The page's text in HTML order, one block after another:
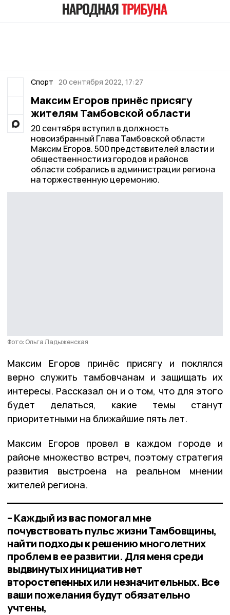
Спорт 20 сентября 2022, 17:27
Максим Егоров принёс присягу
жителям Тамбовской области
20 сентября вступил в должность
новоизбранный Глава Тамбовской области
Максим Егоров. 500 представителей власти и
общественности из городов и районов
области собрались в администрации региона
на торжественную церемонию.
Фото: Ольга Ладыженская
Максим Егоров принёс присягу и поклялся
верно служить тамбовчанам и защищать их
интересы. Рассказал он и о том, что для этого
будет делаться, какие темы станут
приоритетными на ближайшие пять лет.
Максим Егоров провел в каждом городе и
районе множество встреч, поэтому стратегия
развития выстроена на реальном мнении
жителей региона.
– Каждый из вас помогал мне
почувствовать пульс жизни Тамбовщины,
найти подходы к решению многолетних
проблем в ее развитии. Для меня среди
выдвинутых инициатив нет
второстепенных или незначительных. Все
ваши пожелания будут обязательно
учтены,